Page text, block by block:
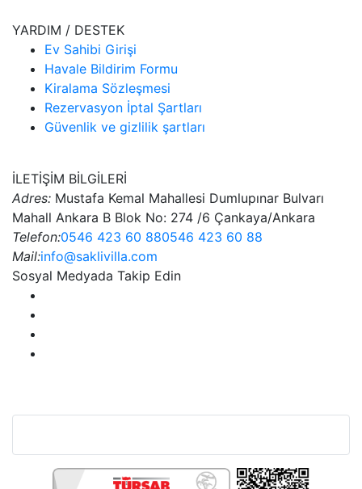
YARDIM / DESTEK
Ev Sahibi Girişi
Havale Bildirim Formu
Kiralama Sözleşmesi
Rezervasyon İptal Şartları
Güvenlik ve gizlilik şartları
İLETİŞİM BİLGİLERİ
Adres: Mustafa Kemal Mahallesi Dumlupınar Bulvarı
Mahall Ankara B Blok No: 274 /6 Çankaya/Ankara
Telefon:0546 423 60 880546 423 60 88
Mail:info@saklivilla.com
Sosyal Medyada Takip Edin